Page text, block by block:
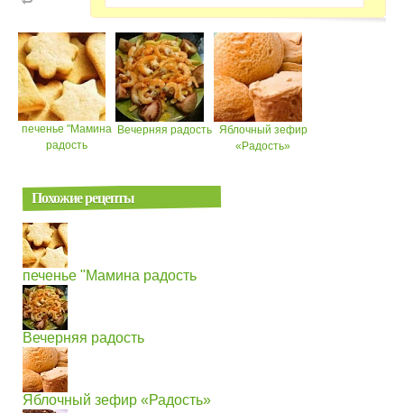
печенье "Мамина
радость
Вечерняя радость
Яблочный зефир
«Радость»
Похожие рецепты
печенье "Мамина радость
Вечерняя радость
Яблочный зефир «Радость»